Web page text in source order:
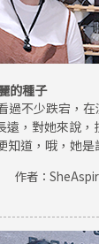
的種子
過不少跌宕，
，對她來說，
知道，哦，她是
作者：